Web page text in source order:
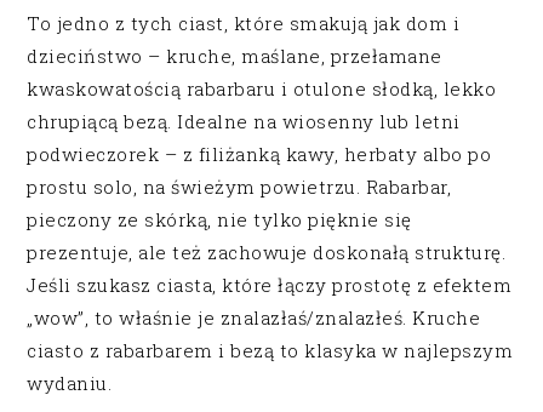
To jedno z tych ciast, które smakują jak dom i
dzieciństwo – kruche, maślane, przełamane
kwaskowatością rabarbaru i otulone słodką, lekko
chrupiącą bezą. Idealne na wiosenny lub letni
podwieczorek – z filiżanką kawy, herbaty albo po
prostu solo, na świeżym powietrzu. Rabarbar,
pieczony ze skórką, nie tylko pięknie się
prezentuje, ale też zachowuje doskonałą strukturę.
Jeśli szukasz ciasta, które łączy prostotę z efektem
„wow”, to właśnie je znalazłaś/znalazłeś. Kruche
ciasto z rabarbarem i bezą to klasyka w najlepszym
wydaniu.